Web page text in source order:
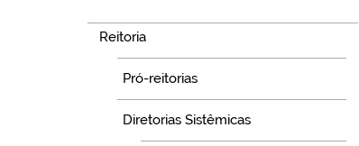
Reitoria
Pró-reitorias
Diretorias Sistêmicas